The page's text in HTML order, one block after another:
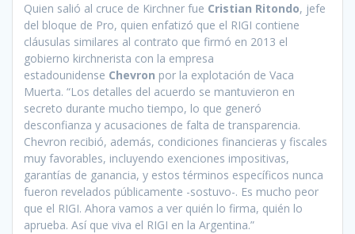
Quien salió al cruce de Kirchner fue Cristian Ritondo, jefe
del bloque de Pro, quien enfatizó que el RIGI contiene
cláusulas similares al contrato que firmó en 2013 el
gobierno kirchnerista con la empresa
estadounidense Chevron por la explotación de Vaca
Muerta. “Los detalles del acuerdo se mantuvieron en
secreto durante mucho tiempo, lo que generó
desconfianza y acusaciones de falta de transparencia.
Chevron recibió, además, condiciones financieras y fiscales
muy favorables, incluyendo exenciones impositivas,
garantías de ganancia, y estos términos específicos nunca
fueron revelados públicamente -sostuvo-. Es mucho peor
que el RIGI. Ahora vamos a ver quién lo firma, quién lo
aprueba. Así que viva el RIGI en la Argentina.”